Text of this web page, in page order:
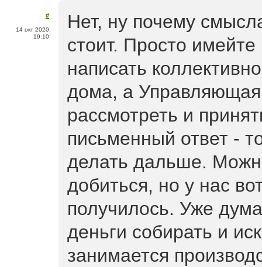
#
14 окт 2020,
19:10
Нет, ну почему
стоит. Просто
написать
дома, а Управляющая
рассмотреть и
письменный ответ -
делать дальше.
добиться, но у нас
получилось. Уже
деньги собирать и
занимается